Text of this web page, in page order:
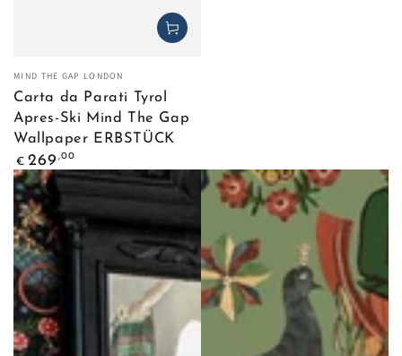
Venditore:
MIND THE GAP LONDON
Carta da Parati Tyrol
Apres-Ski Mind The Gap
Wallpaper ERBSTÜCK
Prezzo
regolare
€ 269 ,00